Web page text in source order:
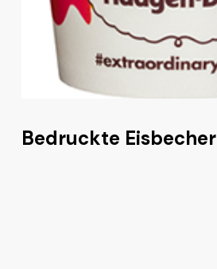
Bedruckte Eisbecher